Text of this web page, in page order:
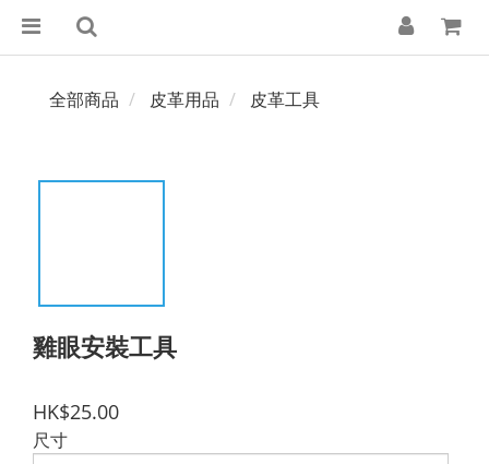
全部商品 皮革用品 皮革工具
雞眼安裝工具
HK$25.00
尺寸